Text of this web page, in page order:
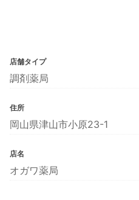
店舗タイプ
調剤薬局
住所
岡山県津山市小原23-1
店名
オガワ薬局